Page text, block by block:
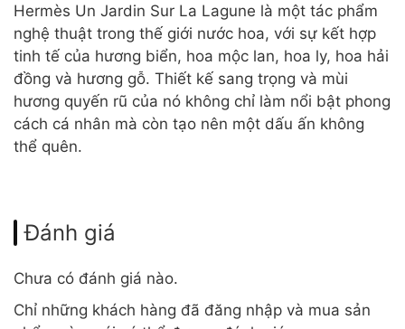
Hermès Un Jardin Sur La Lagune là một tác phẩm
nghệ thuật trong thế giới nước hoa, với sự kết hợp
tinh tế của hương biển, hoa mộc lan, hoa ly, hoa hải
đồng và hương gỗ. Thiết kế sang trọng và mùi
hương quyến rũ của nó không chỉ làm nổi bật phong
cách cá nhân mà còn tạo nên một dấu ấn không
thể quên.
Đánh giá
Chưa có đánh giá nào.
Chỉ những khách hàng đã đăng nhập và mua sản